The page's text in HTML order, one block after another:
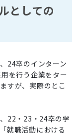
としての
24卒のインターン
を行う企業をター
すが、実際のとこ
22・23・24卒の学
就職活動における